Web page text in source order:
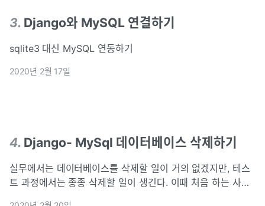
3. Django와 MySQL 연결하기
sqlite3 대신 MySQL 연동하기
2020년 2월 17일
4. Django- MySql 데이터베이스 삭제하기
실무에서는 데이터베이스를 삭제할 일이 거의 없겠지만, 테스
트 과정에서는 종종 삭제할 일이 생긴다. 이때 처음 하는 사람